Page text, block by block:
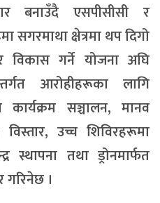
बनाउँदै एसपीसीसी र
सगरमाथा क्षेत्रमा थप दिगो
विकास गर्ने योजना अघि
आरोहीहरूका लागि
सञ्चालन, मानव
उच्च शिविरहरूमा
तथा ड्रोनमार्फत
गरिनेछ ।